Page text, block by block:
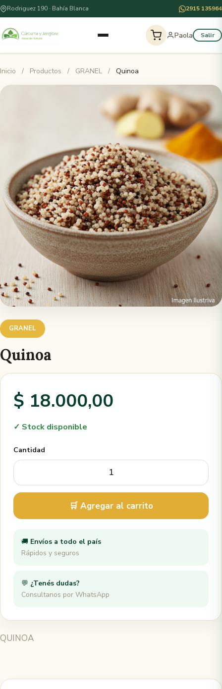
Rodriguez 190 · Bahía Blanca 2915 135964
Paola Salir
Inicio / Productos / GRANEL / Quinoa
GRANEL
Quinoa
$ 18.000,00
✓ Stock disponible
Cantidad
🛒 Agregar al carrito
🚚 Envíos a todo el país
Rápidos y seguros
💬 ¿Tenés dudas?
Consultanos por WhatsApp
QUINOA